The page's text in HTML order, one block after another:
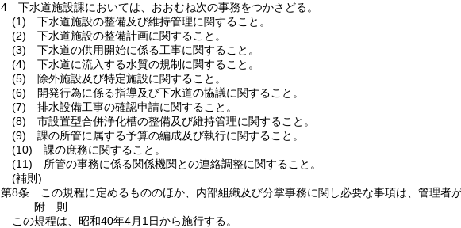
4
下水道施設課においては、おおむね次の事務をつかさどる。
(1)
下水道施設の整備及び維持管理に関すること。
(2)
下水道施設の整備計画に関すること。
(3)
下水道の供用開始に係る工事に関すること。
(4)
下水道に流入する水質の規制に関すること。
(5)
除外施設及び特定施設に関すること。
(6)
開発行為に係る指導及び下水道の協議に関すること。
(7)
排水設備工事の確認申請に関すること。
(8)
市設置型合併浄化槽の整備及び維持管理に関すること。
(9)
課の所管に属する予算の編成及び執行に関すること。
(10)
課の庶務に関すること。
(11)
所管の事務に係る関係機関との連絡調整に関すること。
(補則)
第8条
この規程に定めるもののほか、内部組織及び分掌事務に関し必要な事項は、管理者
附 則
この規程は、昭和40年4月1日から施行する。